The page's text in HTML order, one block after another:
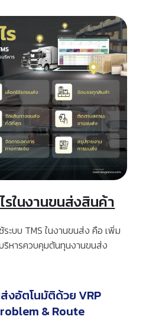
รในงานขนส่งสินค้า
ะบบ TMSในงานขนส่ง คือ เพิ่ม
ริหารควบคุมต้นทุนงานขนส่ง
งอัตโนมัติด้วย VRP
& Route